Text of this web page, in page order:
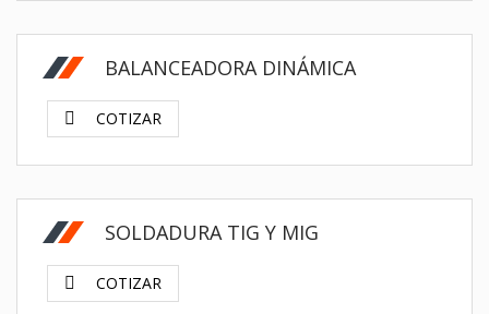
BALANCEADORA DINÁMICA
COTIZAR
$
SOLDADURA TIG Y MIG
COTIZAR